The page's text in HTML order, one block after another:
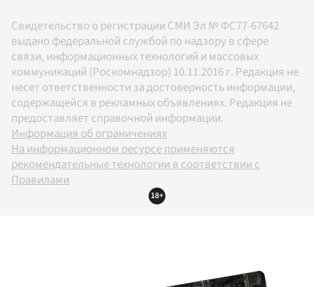
Свидетельство о регистрации СМИ Эл № ФС77-67642
выдано федеральной службой по надзору в сфере
связи, информационных технологий и массовых
коммуникаций (Роскомнадзор) 10.11.2016 г. Редакция не
несет ответственности за достоверность информации,
содержащейся в рекламных объявлениях. Редакция не
предоставляет справочной информации.
Информация об ограничениях
На информационном ресурсе применяются
рекомендательные технологии в соответствии с
Правилами
18+